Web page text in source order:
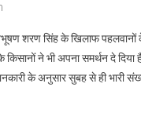
शरण सिंह के खिलाफ पहलवानों के
किसानों ने भी अपना समर्थन दे
के अनुसार सुबह से ही भारी